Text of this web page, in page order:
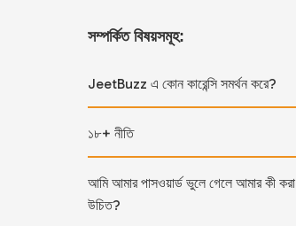
সম্পর্কিত বিষয়সমূহ:
JeetBuzz এ কোন কারেন্সি সমর্থন করে?
১৮+ নীতি
আমি আমার পাসওয়ার্ড ভুলে গেলে আমার কী করা
উচিত?